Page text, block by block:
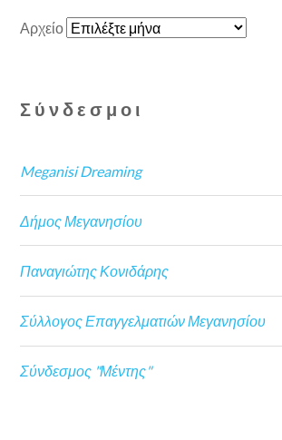
Αρχείο
Σύνδεσμοι
Meganisi Dreaming
Δήμος Μεγανησίου
Παναγιώτης Κονιδάρης
Σύλλογος Επαγγελματιών Μεγανησίου
Σύνδεσμος "Μέντης"